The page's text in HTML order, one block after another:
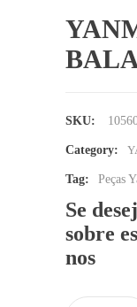
SKU:
Category:
Tag: Peças
Se
sobre
nos